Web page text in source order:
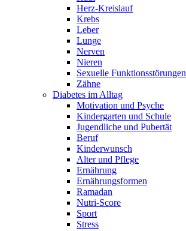
Herz-Kreislauf
Krebs
Leber
Lunge
Nerven
Nieren
Sexuelle Funktionsstörungen
Zähne
Diabetes im Alltag
Motivation und Psyche
Kindergarten und Schule
Jugendliche und Pubertät
Beruf
Kinderwunsch
Alter und Pflege
Ernährung
Ernährungsformen
Ramadan
Nutri-Score
Sport
Stress